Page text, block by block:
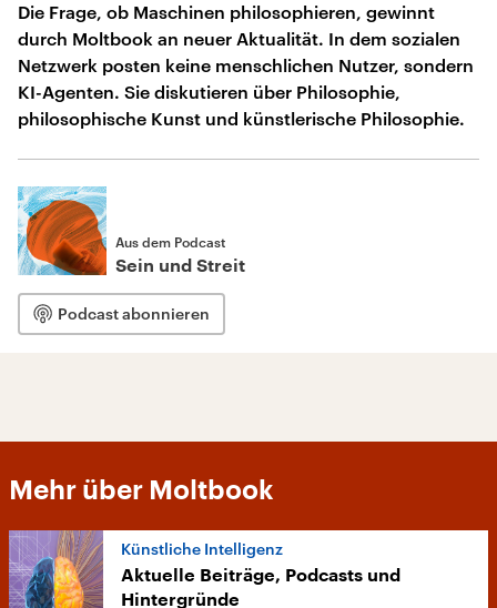
Die Frage, ob Maschinen philosophieren, gewinnt
durch Moltbook an neuer Aktualität. In dem sozialen
Netzwerk posten keine menschlichen Nutzer, sondern
KI-Agenten. Sie diskutieren über Philosophie,
philosophische Kunst und künstlerische Philosophie.
Aus dem Podcast
Sein und Streit
Podcast abonnieren
Mehr über Moltbook
Künstliche Intelligenz
Aktuelle Beiträge, Podcasts und
Hintergründe